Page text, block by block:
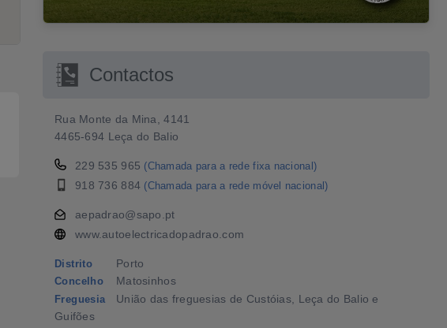
Contactos
Rua Monte da Mina, 4141
4465-694 Leça do Balio
229 535 965 (Chamada para a rede fixa nacional)
918 736 884 (Chamada para a rede móvel nacional)
aepadrao@sapo.pt
www.autoelectricadopadrao.com
Distrito Porto
Concelho Matosinhos
Freguesia
União das freguesias de Custóias, Leça do Balio e
Guifões